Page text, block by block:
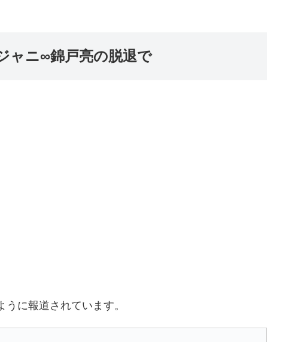
ニ∞錦戸亮の脱退で
に報道されています。